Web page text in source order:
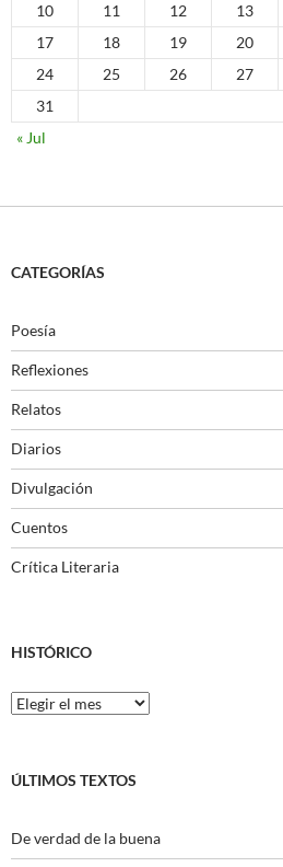
10
11 12 13
17
18 19 20
24
25 26 27
31
« Jul
CATEGORÍAS
Poesía
Reflexiones
Relatos
Diarios
Divulgación
Cuentos
Crítica Literaria
HISTÓRICO
Histórico
ÚLTIMOS TEXTOS
De verdad de la buena